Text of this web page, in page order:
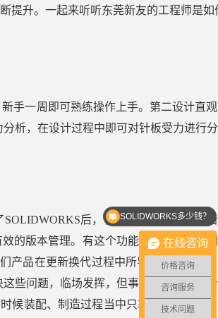
提升。一起来听听东莞新友的工程师是如
手一周即可熟练操作上手。第二设计直
析，在设计过程中即可对针板受力进行
后，很多过程可以通过动
的版本管理。有这个功能之后呢，对我
产品在更新换代过程中所导致很多的客
些问题，临场发挥，但事实上有电气这
候装配、制造过程当中只靠人员去把握
在线咨询
价格咨询
咨询服务
技术问题
SOLIDWORKS优惠价格